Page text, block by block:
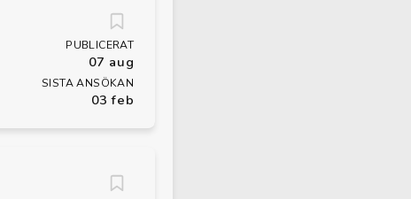
PUBLICERAT
07 aug
SISTA ANSÖKAN
03 feb